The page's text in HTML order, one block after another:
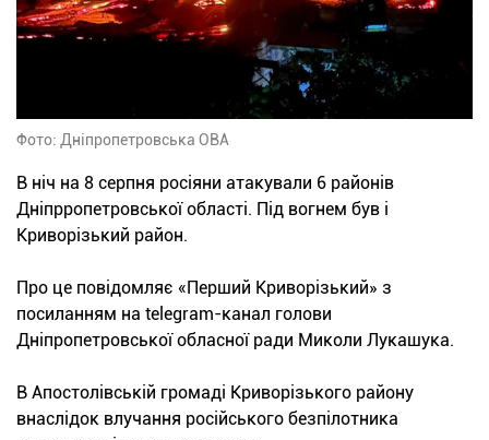
Фото: Дніпропетровська ОВА
В ніч на 8 серпня росіяни атакували 6 районів
Дніпрропетровської області. Під вогнем був і
Криворізький район.
Про це повідомляє «Перший Криворізький» з
посиланням на telegram-канал голови
Дніпропетровської обласної ради Миколи Лукашука.
В Апостолівській громаді Криворізького району
внаслідок влучання російського безпілотника